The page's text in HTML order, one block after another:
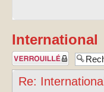
International
Sujet verrouillé
Re: International